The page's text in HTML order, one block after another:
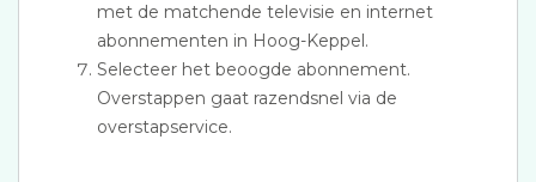
met de matchende televisie en internet
abonnementen in Hoog-Keppel.
Selecteer het beoogde abonnement.
Overstappen gaat razendsnel via de
overstapservice.